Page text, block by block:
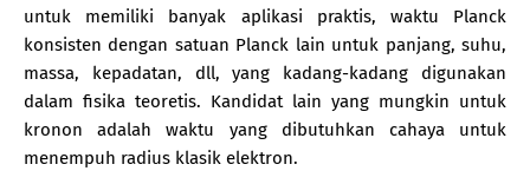
untuk memiliki banyak aplikasi praktis, waktu Planck
konsisten dengan satuan Planck lain untuk panjang, suhu,
massa, kepadatan, dll, yang kadang-kadang digunakan
dalam fisika teoretis. Kandidat lain yang mungkin untuk
kronon adalah waktu yang dibutuhkan cahaya untuk
menempuh radius klasik elektron.